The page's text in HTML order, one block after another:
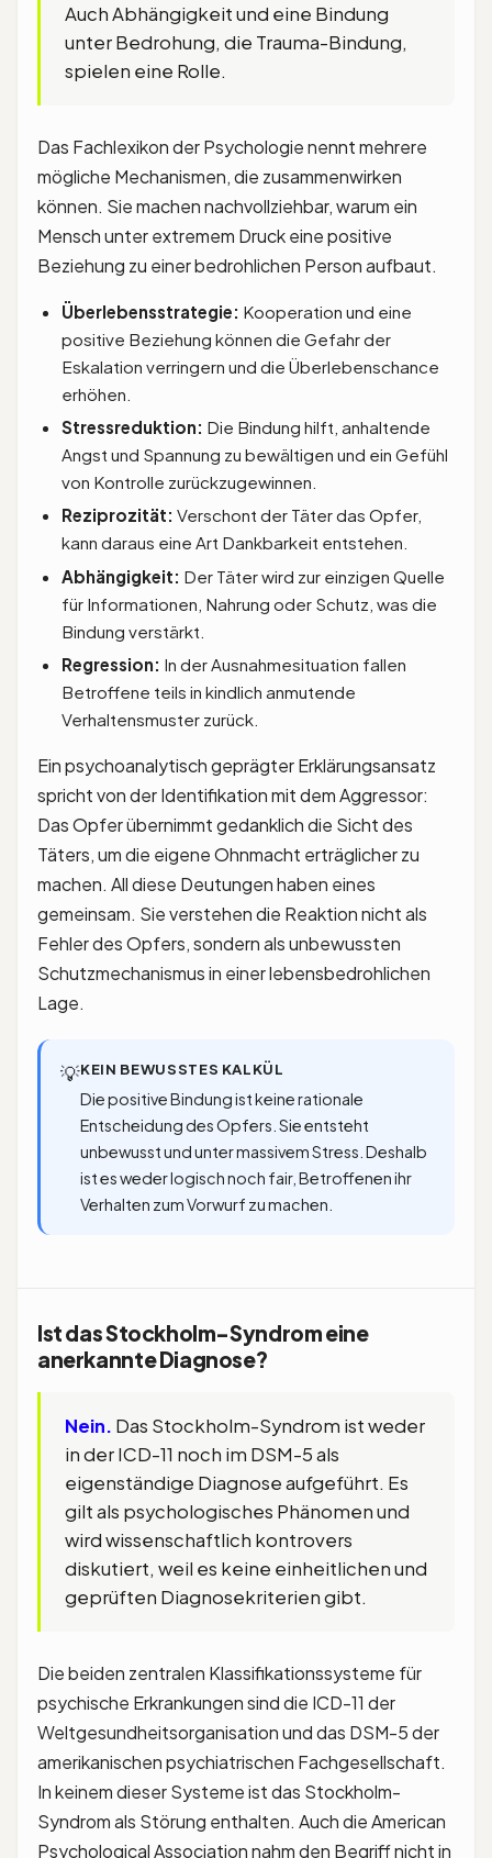
Auch Abhängigkeit und eine Bindung
unter Bedrohung, die Trauma-Bindung,
spielen eine Rolle.
Das Fachlexikon der Psychologie nennt mehrere
mögliche Mechanismen, die zusammenwirken
können. Sie machen nachvollziehbar, warum ein
Mensch unter extremem Druck eine positive
Beziehung zu einer bedrohlichen Person aufbaut.
Überlebensstrategie: Kooperation und eine
positive Beziehung können die Gefahr der
Eskalation verringern und die Überlebenschance
erhöhen.
Stressreduktion: Die Bindung hilft, anhaltende
Angst und Spannung zu bewältigen und ein Gefühl
von Kontrolle zurückzugewinnen.
Reziprozität: Verschont der Täter das Opfer,
kann daraus eine Art Dankbarkeit entstehen.
Abhängigkeit: Der Täter wird zur einzigen Quelle
für Informationen, Nahrung oder Schutz, was die
Bindung verstärkt.
Regression: In der Ausnahmesituation fallen
Betroffene teils in kindlich anmutende
Verhaltensmuster zurück.
Ein psychoanalytisch geprägter Erklärungsansatz
spricht von der Identifikation mit dem Aggressor:
Das Opfer übernimmt gedanklich die Sicht des
Täters, um die eigene Ohnmacht erträglicher zu
machen. All diese Deutungen haben eines
gemeinsam. Sie verstehen die Reaktion nicht als
Fehler des Opfers, sondern als unbewussten
Schutzmechanismus in einer lebensbedrohlichen
Lage.
💡KEIN BEWUSSTES KALKÜL
Die positive Bindung ist keine rationale
Entscheidung des Opfers. Sie entsteht
unbewusst und unter massivem Stress. Deshalb
ist es weder logisch noch fair, Betroffenen ihr
Verhalten zum Vorwurf zu machen.
Ist das Stockholm-Syndrom eine
anerkannte Diagnose?
Nein. Das Stockholm-Syndrom ist weder
in der ICD-11 noch im DSM-5 als
eigenständige Diagnose aufgeführt. Es
gilt als psychologisches Phänomen und
wird wissenschaftlich kontrovers
diskutiert, weil es keine einheitlichen und
geprüften Diagnosekriterien gibt.
Die beiden zentralen Klassifikationssysteme für
psychische Erkrankungen sind die ICD-11 der
Weltgesundheitsorganisation und das DSM-5 der
amerikanischen psychiatrischen Fachgesellschaft.
In keinem dieser Systeme ist das Stockholm-
Syndrom als Störung enthalten. Auch die American
Psychological Association nahm den Begriff nicht in